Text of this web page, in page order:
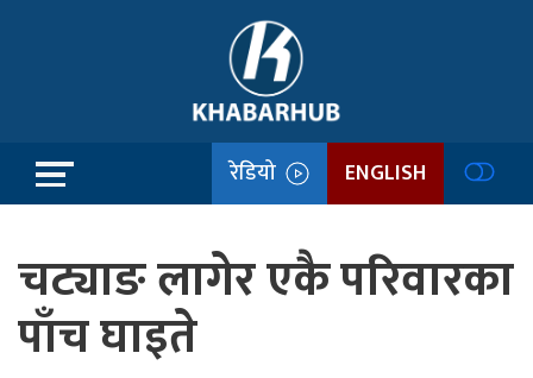
रेडियो ENGLISH
चट्याङ लागेर एकै परिवारका
पाँच घाइते